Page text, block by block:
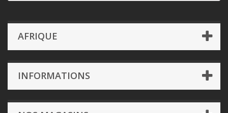
AFRIQUE
INFORMATIONS